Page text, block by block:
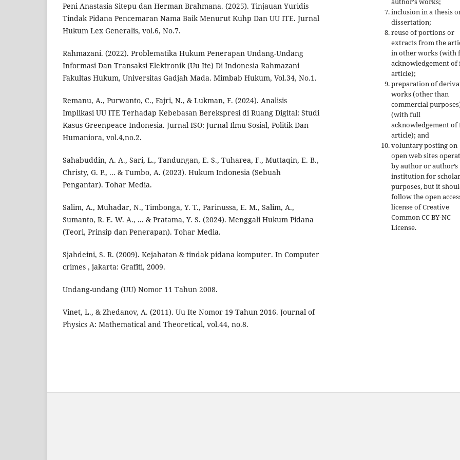
Peni Anastasia Sitepu dan Herman Brahmana. (2025). Tinjauan Yuridis
Tindak Pidana Pencemaran Nama Baik Menurut Kuhp Dan UU ITE. Jurnal
Hukum Lex Generalis, vol.6, No.7.
Rahmazani. (2022). Problematika Hukum Penerapan Undang-Undang
Informasi Dan Transaksi Elektronik (Uu Ite) Di Indonesia Rahmazani
Fakultas Hukum, Universitas Gadjah Mada. Mimbab Hukum, Vol.34, No.1.
Remanu, A., Purwanto, C., Fajri, N., & Lukman, F. (2024). Analisis
Implikasi UU ITE Terhadap Kebebasan Berekspresi di Ruang Digital: Studi
Kasus Greenpeace Indonesia. Jurnal ISO: Jurnal Ilmu Sosial, Politik Dan
Humaniora, vol.4,no.2.
Sahabuddin, A. A., Sari, L., Tandungan, E. S., Tuharea, F., Muttaqin, E. B.,
Christy, G. P., ... & Tumbo, A. (2023). Hukum Indonesia (Sebuah
Pengantar). Tohar Media.
Salim, A., Muhadar, N., Timbonga, Y. T., Parinussa, E. M., Salim, A.,
Sumanto, R. E. W. A., ... & Pratama, Y. S. (2024). Menggali Hukum Pidana
(Teori, Prinsip dan Penerapan). Tohar Media.
Sjahdeini, S. R. (2009). Kejahatan & tindak pidana komputer. In Computer
crimes , jakarta: Grafiti, 2009.
Undang-undang (UU) Nomor 11 Tahun 2008.
Vinet, L., & Zhedanov, A. (2011). Uu Ite Nomor 19 Tahun 2016. Journal of
Physics A: Mathematical and Theoretical, vol.44, no.8.
inclusion in a thesis
dissertation;
reuse of portions or
extracts from the
in other works (with
acknowledgement of
article);
preparation of
works (other than
commercial
(with full
acknowledgement of
article); and
voluntary posting on
open web sites
by author or author’s
institution for
purposes, but it
follow the open
license of Creative
Common CC BY-NC
License.